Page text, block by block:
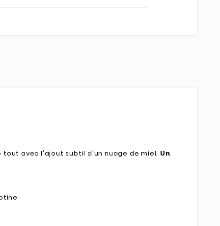
tout avec l'ajout subtil d'un nuage de miel. Un